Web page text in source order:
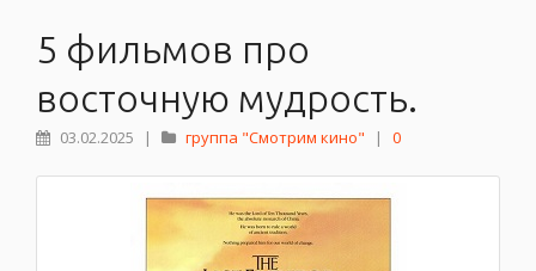
5 фильмов про
восточную мудрость.
03.02.2025 | группа "Смотрим кино" | 0